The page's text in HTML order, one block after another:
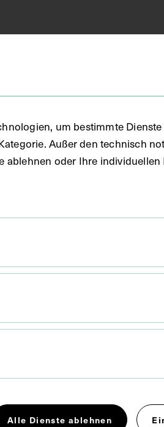
um bestimmte
Außer den technisch
ablehnen oder Ihre
Alle Dienste ablehnen